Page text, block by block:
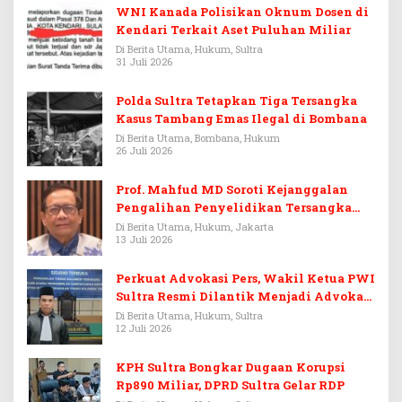
WNI Kanada Polisikan Oknum Dosen di
Kendari Terkait Aset Puluhan Miliar
Di Berita Utama, Hukum, Sultra
31 Juli 2026
Polda Sultra Tetapkan Tiga Tersangka
Kasus Tambang Emas Ilegal di Bombana
Di Berita Utama, Bombana, Hukum
26 Juli 2026
Prof. Mahfud MD Soroti Kejanggalan
Pengalihan Penyelidikan Tersangka
Febrie Adriansyah
Di Berita Utama, Hukum, Jakarta
13 Juli 2026
Perkuat Advokasi Pers, Wakil Ketua PWI
Sultra Resmi Dilantik Menjadi Advokat
PERADI
Di Berita Utama, Hukum, Sultra
12 Juli 2026
KPH Sultra Bongkar Dugaan Korupsi
Rp890 Miliar, DPRD Sultra Gelar RDP